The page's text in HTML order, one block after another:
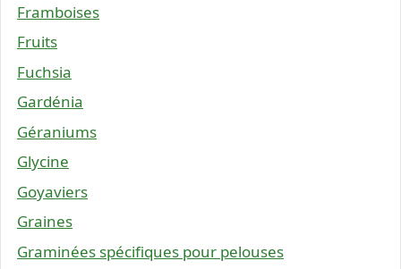
Framboises
Fruits
Fuchsia
Gardénia
Géraniums
Glycine
Goyaviers
Graines
Graminées spécifiques pour pelouses